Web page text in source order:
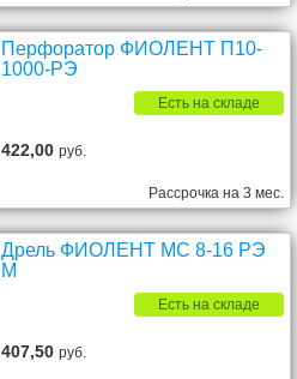
Перфоратор ФИОЛЕНТ П10-
1000-РЭ
Есть на складе
422,00руб.
Рассрочка на 3 мес.
Дрель ФИОЛЕНТ МС 8-16 РЭ
М
Есть на складе
407,50руб.